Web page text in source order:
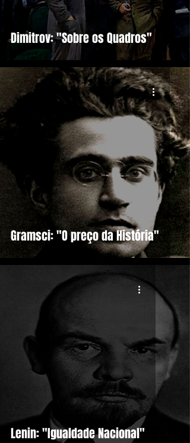
Dimitrov: "Sobre os Quadros"
Gramsci: "O preço da História"
Lenin: "Igualdade Nacional"